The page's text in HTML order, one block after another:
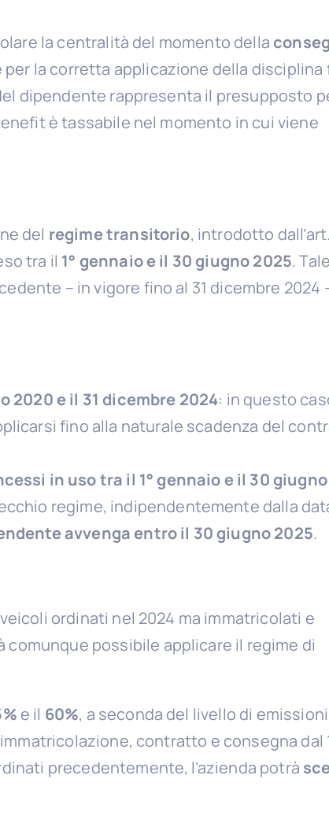
la centralità del momento della
la corretta applicazione della disciplina
dipendente rappresenta il presupposto
è tassabile nel momento in cui viene
del regime transitorio, introdotto
tra il 1° gennaio e il 30 giugno 2025.
– in vigore fino al 31 dicembre 2024
2020 e il 31 dicembre 2024: in questo
fino alla naturale scadenza del
in uso tra il 1° gennaio e il 30
regime, indipendentemente dalla
avvenga entro il 30 giugno 2025.
ordinati nel 2024 ma immatricolati e
possibile applicare il regime di
e il 60%, a seconda del livello di emissioni
contratto e consegna dal
precedentemente, l’azienda potrà